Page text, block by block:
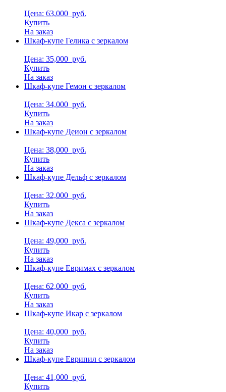
Цена: 63,000 руб.
Купить
На заказ
Шкаф-купе Гелика с зеркалом
Цена: 35,000 руб.
Купить
На заказ
Шкаф-купе Гемон с зеркалом
Цена: 34,000 руб.
Купить
На заказ
Шкаф-купе Деион с зеркалом
Цена: 38,000 руб.
Купить
На заказ
Шкаф-купе Дельф с зеркалом
Цена: 32,000 руб.
Купить
На заказ
Шкаф-купе Декса с зеркалом
Цена: 49,000 руб.
Купить
На заказ
Шкаф-купе Евримах с зеркалом
Цена: 62,000 руб.
Купить
На заказ
Шкаф-купе Икар с зеркалом
Цена: 40,000 руб.
Купить
На заказ
Шкаф-купе Еврипил с зеркалом
Цена: 41,000 руб.
Купить